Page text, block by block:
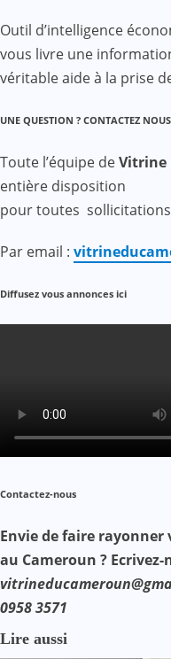
Outil d’intelligence
vous livre une
véritable aide à la prise
UNE QUESTION ? CONTACTEZ NOUS
Toute l’équipe deVitrine
entière disposition
pour toutes
Par email :
Diffusez vous annonces ici
Contactez-nous
Envie de faire
au Cameroun ? Ecrivez-
0958 3571
Lire aussi